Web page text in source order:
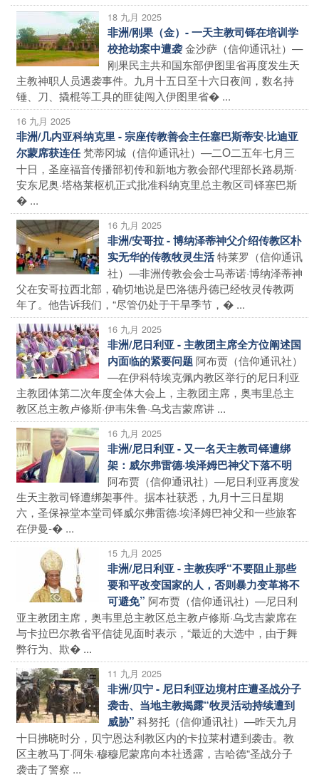
18 九月 2025
非洲/刚果（金）- 一天主教司铎在培训学
校抢劫案中遭袭金沙萨（信仰通讯社）—
刚果民主共和国东部伊图里省再度发生天
主教神职人员遇袭事件。九月十五日至十六日夜间，数名持
锤、刀、撬棍等工具的匪徒闯入伊图里省� ...
16 九月 2025
非洲/几内亚科纳克里 - 宗座传教善会主任塞巴斯蒂安·比迪亚
尔蒙席获连任梵蒂冈城（信仰通讯社）—二O二五年七月三
十日，圣座福音传播部初传和新地方教会部代理部长路易斯·
安东尼奥·塔格莱枢机正式批准科纳克里总主教区司铎塞巴斯
� ...
16 九月 2025
非洲/安哥拉 - 博纳泽蒂神父介绍传教区朴
实无华的传教牧灵生活特莱罗（信仰通讯
社）—非洲传教会会士马蒂诺·博纳泽蒂神
父在安哥拉西北部，确切地说是巴洛德丹德已经牧灵传教两
年了。他告诉我们，“尽管仍处于干旱季节，� ...
16 九月 2025
非洲/尼日利亚 - 主教团主席全方位阐述国
内面临的紧要问题阿布贾（信仰通讯社）
—在伊科特埃克佩内教区举行的尼日利亚
主教团体第二次年度全体大会上，主教团主席，奥韦里总主
教区总主教卢修斯·伊韦朱鲁·乌戈吉蒙席讲 ...
16 九月 2025
非洲/尼日利亚 - 又一名天主教司铎遭绑
架：威尔弗雷德·埃泽姆巴神父下落不明
阿布贾（信仰通讯社）—尼日利亚再度发
生天主教司铎遭绑架事件。据本社获悉，九月十三日星期
六，圣保禄堂本堂司铎威尔弗雷德·埃泽姆巴神父和一些旅客
在伊曼-� ...
15 九月 2025
非洲/尼日利亚 - 主教疾呼“不要阻止那些
要和平改变国家的人，否则暴力变革将不
可避免” 阿布贾（信仰通讯社）—尼日利
亚主教团主席，奥韦里总主教区总主教卢修斯·乌戈吉蒙席在
与卡拉巴尔教省平信徒见面时表示，“最近的大选中，由于舞
弊行为、欺� ...
11 九月 2025
非洲/贝宁 - 尼日利亚边境村庄遭圣战分子
袭击、当地主教揭露“牧灵活动持续遭到
威胁” 科努托（信仰通讯社）—昨天九月
十日拂晓时分，贝宁恩达利教区内的卡拉莱村遭到袭击。教
区主教马丁·阿朱·穆穆尼蒙席向本社透露，吉哈德“圣战分子
袭击了警察 ...